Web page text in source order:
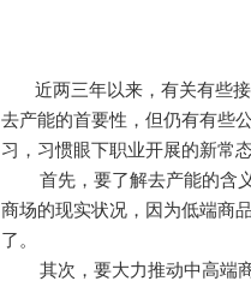
近两三年以来，有关有些接
去产能的首要性，但仍有有些
习，习惯眼下职业开展的新常
首先，要了解去产能的含义
商场的现实状况，因为低端商
了。
其次，要大力推动中高端商